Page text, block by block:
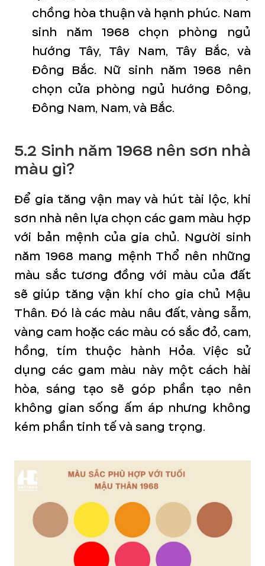
chồng hòa thuận và hạnh phúc. Nam
sinh năm 1968 chọn phòng ngủ
hướng Tây, Tây Nam, Tây Bắc, và
Đông Bắc. Nữ sinh năm 1968 nên
chọn cửa phòng ngủ hướng Đông,
Đông Nam, Nam, và Bắc.
5.2 Sinh năm 1968 nên sơn nhà
màu gì?
Để gia tăng vận may và hút tài lộc, khi
sơn nhà nên lựa chọn các gam màu hợp
với bản mệnh của gia chủ. Người sinh
năm 1968 mang mệnh Thổ nên những
màu sắc tương đồng với màu của đất
sẽ giúp tăng vận khí cho gia chủ Mậu
Thân. Đó là các màu nâu đất, vàng sẫm,
vàng cam hoặc các màu có sắc đỏ, cam,
hồng, tím thuộc hành Hỏa. Việc sử
dụng các gam màu này một cách hài
hòa, sáng tạo sẽ góp phần tạo nên
không gian sống ấm áp nhưng không
kém phần tinh tế và sang trọng.